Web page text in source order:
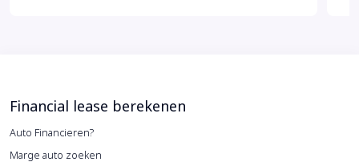
Financial lease berekenen
Auto Financieren?
Marge auto zoeken